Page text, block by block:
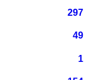
297
49
1